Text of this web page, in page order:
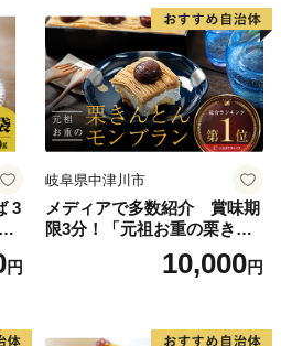
道産アイス 道産アイスクリ
ーム ギフト 詰合せ 詰め合わ
せ ふるさと納税 ）
3
円
岐阜県中津川市
メディアで多数紹介 賞味期
限3分！「元祖お重の栗きん
とんモンブラン」 【未来の
ご褒美】スイーツ 栗 モンブ
子 菓子 F4N-2298
10,000円